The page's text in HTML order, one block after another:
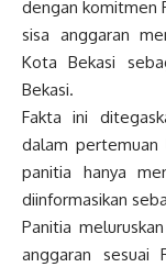
dengan komitmen
sisa anggaran
Kota Bekasi
Bekasi.
Fakta ini
dalam pertemuan
panitia hanya
diinformasikan
Panitia
anggaran sesuai